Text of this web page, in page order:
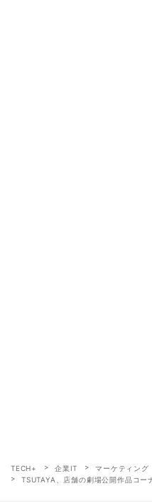
TECH+ 企業IT
マーケティング
TSUTAYA、店舗の劇場公開作品コ